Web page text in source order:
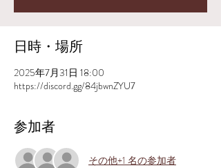
日時・場所
2025年7月31日 18:00
https://discord.gg/84jbwnZYU7
参加者
その他+1 名の参加者